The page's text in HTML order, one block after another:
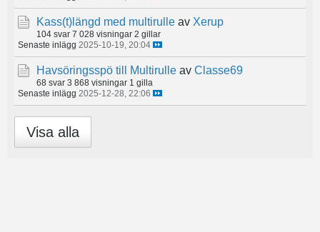
Kass(t)längd med multirulle av Xerup
104 svar 7 028 visningar 2 gillar
Senaste inlägg 2025-10-19, 20:04
Havsöringsspö till Multirulle av Classe69
68 svar 3 868 visningar 1 gilla
Senaste inlägg 2025-12-28, 22:06
Visa alla